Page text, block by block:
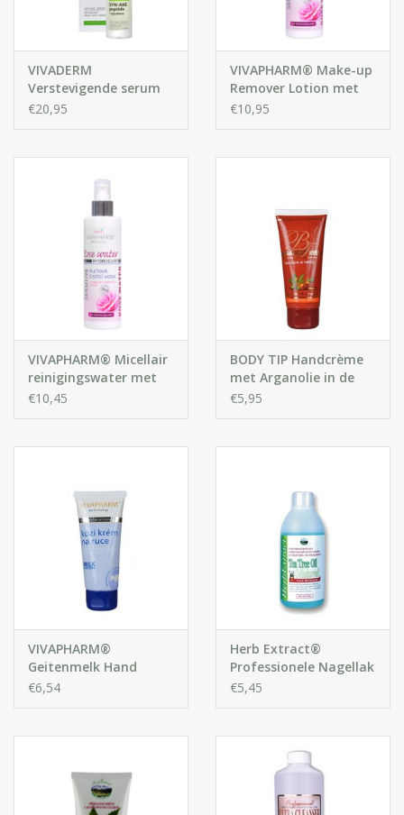
VIVADERM
Verstevigende serum
SYN®-AKE peptide +
€20,95
VIVAPHARM® Make-up
Remover Lotion met
Rozenwater
€10,95
VIVAPHARM® Micellair
reinigingswater met
rozenwater, voor alle
€10,45
BODY TIP Handcrème
met Arganolie in de
tube
€5,95
VIVAPHARM®
Geitenmelk Hand
Crème
€6,54
Herb Extract®
Professionele Nagellak
remover met Tea Tree
€5,45